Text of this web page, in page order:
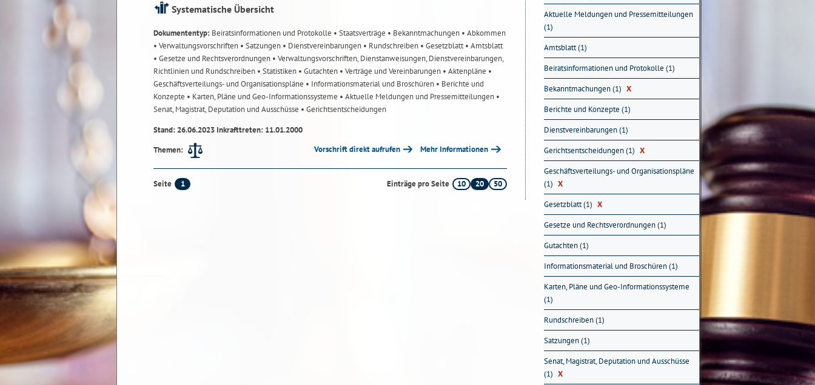
Systematische Übersicht
Dokumententyp: Beiratsinformationen und Protokolle • Staatsverträge • Bekanntmachungen • Abkommen
• Verwaltungsvorschriften • Satzungen • Dienstvereinbarungen • Rundschreiben • Gesetzblatt• Amtsblatt
• Gesetze und Rechtsverordnungen • Verwaltungsvorschriften, Dienstanweisungen, Dienstvereinbarungen,
Richtlinien und Rundschreiben • Statistiken • Gutachten • Verträge und Vereinbarungen • Aktenpläne •
Geschäftsverteilungs- und Organisationspläne • Informationsmaterial und Broschüren • Berichte und
Konzepte • Karten, Pläne und Geo-Informationssysteme • Aktuelle Meldungen und Pressemitteilungen •
Senat, Magistrat, Deputation und Ausschüsse • Gerichtsentscheidungen
Stand: 26.06.2023 Inkrafttreten: 11.01.2000
Themen:
Vorschrift direkt aufrufen Mehr Informationen
Seite 1 Einträge pro Seite 10 20 50
Aktuelle Meldungen und Pressemitteilungen
(1)
Amtsblatt (1)
Beiratsinformationen und Protokolle (1)
Bekanntmachungen (1) X
Berichte und Konzepte (1)
Dienstvereinbarungen (1)
Gerichtsentscheidungen (1) X
Geschäftsverteilungs- und Organisationspläne
(1) X
Gesetzblatt (1) X
Gesetze und Rechtsverordnungen (1)
Gutachten (1)
Informationsmaterial und Broschüren (1)
Karten, Pläne und Geo-Informationssysteme
(1)
Rundschreiben (1)
Satzungen (1)
Senat, Magistrat, Deputation und Ausschüsse
(1) X